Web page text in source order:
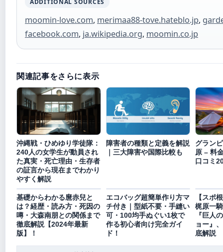
moomin-love.com, merimaa88-tove.hateblo.jp,
facebook.com, ja.wikipedia.org, moomin.co.jp
関連記事をさらに表示
沖縄戦・ひめゆり学徒隊：
240人の女学生が動員され
た真実・死亡理由・生存者
の証言から現在までわかり
やすく解説
障害者の種類と定義を解説
｜三大障害や国際比較も
グラン
原 – 料
口コミ
基礎からわかる麿赤兒と
は？経歴・読み方・死因の
噂・大森南朋との関係まで
徹底解説【2024年最新
版】！
エコバッグ超簡単作り方マ
チ付き｜型紙不要・手縫い
可・100均手ぬぐい1枚で
作る初心者向け完全ガイ
ド！
【スポ
梶原一
『巨人
ョー』
底解説